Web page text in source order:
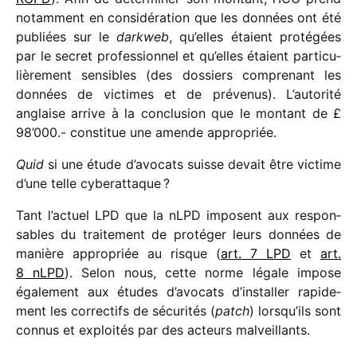
notam­ment en consi­dé­ra­tion que les données ont été
publiées sur le dark­web, qu’elles étaient proté­gées
par le secret profes­sion­nel et qu’elles étaient parti­cu­
liè­re­ment sensibles (des dossiers compre­nant les
données de victimes et de préve­nus). L’autorité
anglaise arrive à la conclu­sion que le montant de £
98’000.- consti­tue une amende appropriée.
Quid si une étude d’avocats suisse devait être victime
d’une telle cyberattaque ?
Tant l’actuel LPD que la nLPD imposent aux respon­
sables du trai­te­ment de proté­ger leurs données de
manière appro­priée au risque (art. 7 LPD et art.
8 nLPD). Selon nous, cette norme légale impose
égale­ment aux études d’avocats d’installer rapi­de­
ment les correc­tifs de sécu­ri­tés (patch) lorsqu’ils sont
connus et exploi­tés par des acteurs malveillants.